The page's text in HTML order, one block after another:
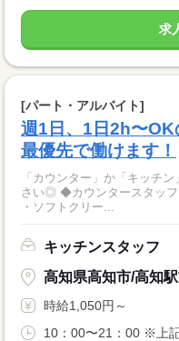
求
[パート・アルバイト]
週1日、1日2h〜OK
最優先で働けます！
「カウンター」か「キッチ
さい◎ ◆カウンタースタッフ ・レジでの接客、注文 ・ドリンク作り
・ソフトクリー...
キッチンスタッフ
高知県高知市/高知駅
時給1,050円～
10：00〜21：00 ※上